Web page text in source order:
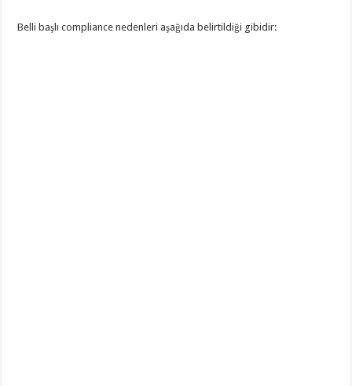
Belli başlı compliance nedenleri aşağıda belirtildiği gibidir: